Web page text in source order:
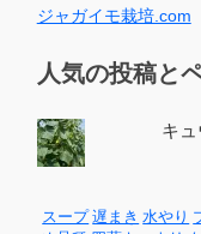
ジャガイモ栽培.com
人気の投稿と
キ
スープ 遅まき 水やり